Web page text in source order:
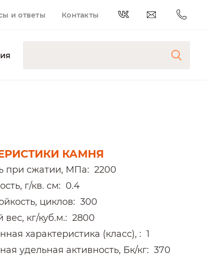
и ответы Контакты
КАМНЯ
при сжатии, МПа: 2200
г/кв. см: 0.4
циклов: 300
кг/куб.м.: 2800
характеристика (класс), : 1
удельная активность, Бк/кг: 370